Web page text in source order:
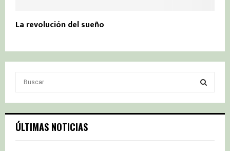
La revolución del sueño
c
h
S
ÚLTIMAS NOTICIAS